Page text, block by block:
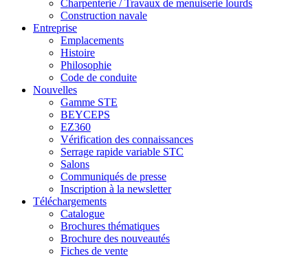
Charpenterie / Travaux de menuiserie lourds
Construction navale
Entreprise
Emplacements
Histoire
Philosophie
Code de conduite
Nouvelles
Gamme STE
BEYCEPS
EZ360
Vérification des connaissances
Serrage rapide variable STC
Salons
Communiqués de presse
Inscription à la newsletter
Téléchargements
Catalogue
Brochures thématiques
Brochure des nouveautés
Fiches de vente